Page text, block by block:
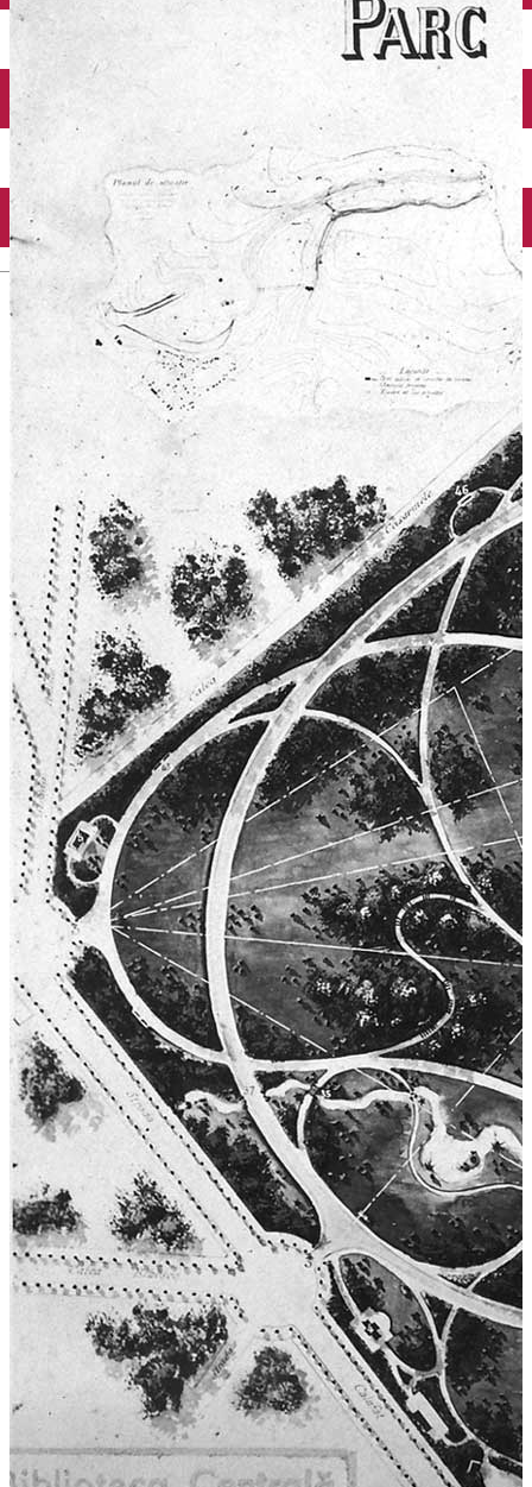
English
Închirieri biciclete
Încărcare vehicule electrice